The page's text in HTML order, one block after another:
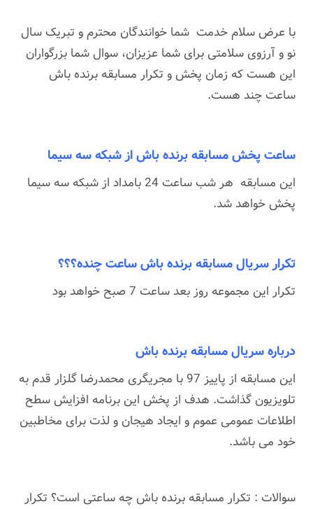
با عرض سلام خدمت شما خوانندگان محترم و تبریک سال
نو و آرزوی سلامتی برای شما عزیزان، سوال شما بزرگواران
این هست که زمان پخش و تکرار مسابقه برنده باش
ساعت چند هست.
ساعت پخش مسابقه برنده باش از شبکه سه سیما
این مسابقه هر شب ساعت 24 بامداد از شبکه سه سیما
پخش خواهد شد.
تکرار سریال مسابقه برنده باش ساعت چنده؟؟؟
تکرار این مجموعه روز بعد ساعت 7 صبح خواهد بود
درباره سریال مسابقه برنده باش
این مسابقه از پاییز 97 با مجریگری محمدرضا گلزار قدم به
تلویزیون گذاشت. هدف از پخش این برنامه افزایش سطح
اطلاعات عمومی عموم و ایجاد هیجان و لذت برای مخاطبین
خود می باشد.
سوالات : تکرار مسابقه برنده باش چه ساعتی است؟ تکرار